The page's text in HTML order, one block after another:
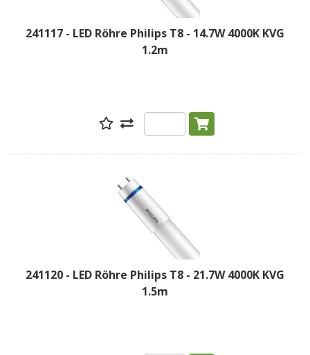
241117 - LED Röhre Philips T8 - 14.7W 4000K KVG
1.2m
241120 - LED Röhre Philips T8 - 21.7W 4000K KVG
1.5m